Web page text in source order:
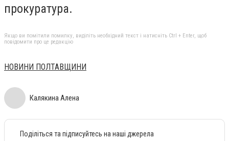
прокуратура.
Якщо ви помітили помилку, виділіть необхідний текст і натисніть Ctrl + Enter, щоб
повідомити про це редакцію
НОВИНИ ПОЛТАВЩИНИ
Калякина Алена
Поділіться та підписуйтесь на наші джерела